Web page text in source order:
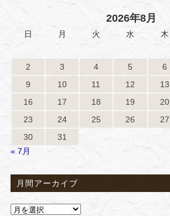
2026年8月
日 月 火 水 木
2
3 4 5 6
9
10 11 12 13
16
17 18 19 20
23
24 25 26 27
30
31
« 7月
月間アーカイブ